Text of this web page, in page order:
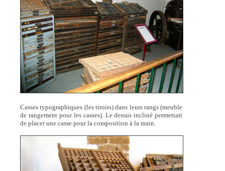
Casses typographiques (les tiroirs) dans leurs rangs (meuble
de rangement pour les casses). Le dessus incliné permettait
de placer une casse pour la composition à la main.